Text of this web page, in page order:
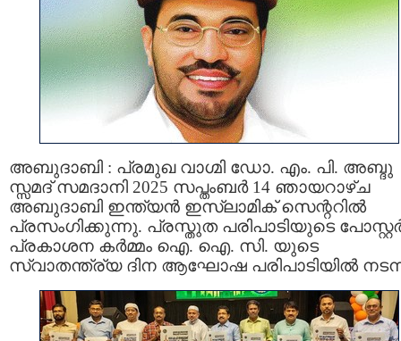
അബുദാബി : പ്രമുഖ വാഗ്മി ഡോ. എം. പി. അബ്ദു
സ്സമദ് സമദാനി 2025 സപ്തംബർ 14 ഞായറാഴ്ച
അബുദാബി ഇന്ത്യൻ ഇസ്ലാമിക് സെന്ററിൽ
പ്രസംഗിക്കുന്നു. പ്രസ്തുത പരിപാടിയുടെ
പ്രകാശന കർമ്മം ഐ. ഐ. സി. യുടെ
സ്വാതന്ത്ര്യ ദിന ആഘോഷ പരിപാടിയിൽ